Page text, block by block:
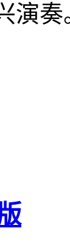
演奏